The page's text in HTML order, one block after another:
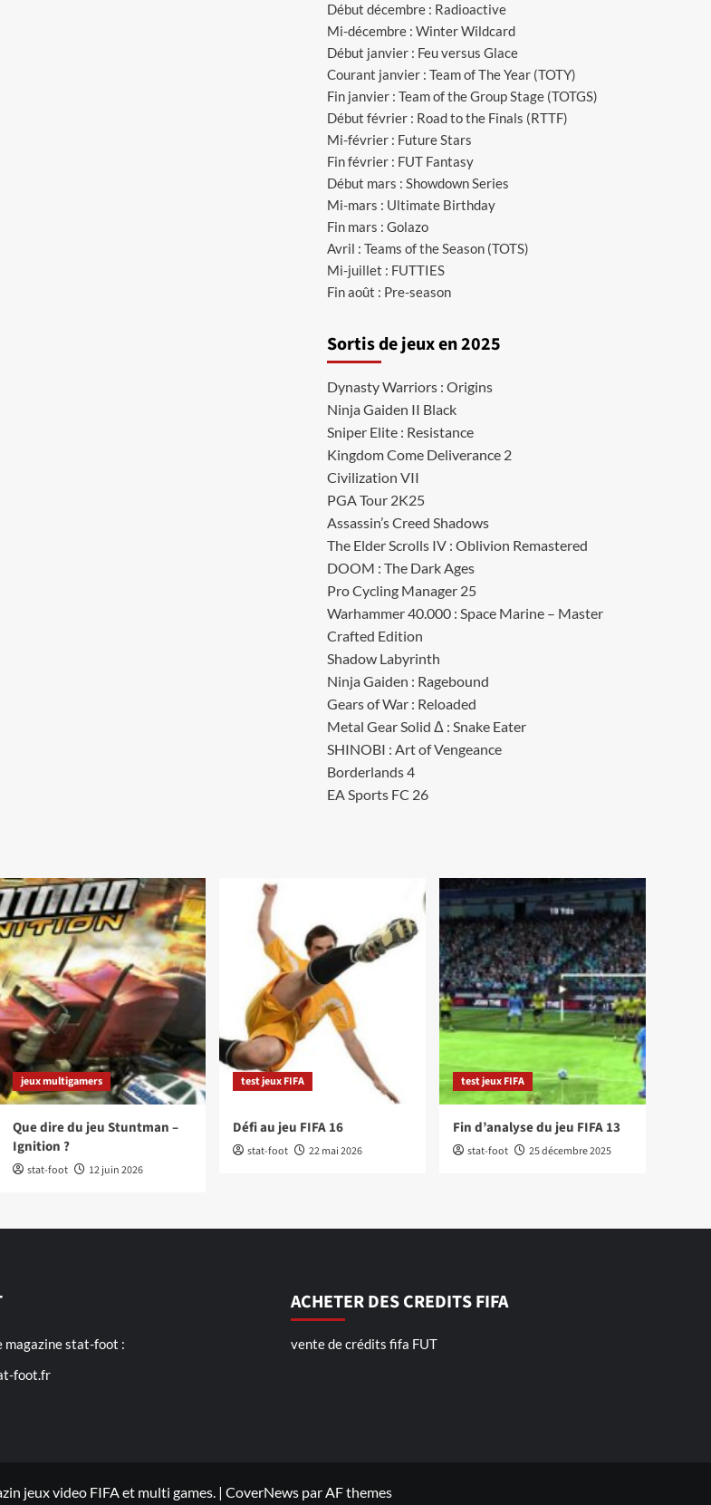
Début décembre : Radioactive
Mi-décembre : Winter Wildcard
Début janvier : Feu versus Glace
Courant janvier : Team of The Year (TOTY)
Fin janvier : Team of the Group Stage (TOTGS)
Début février : Road to the Finals (RTTF)
Mi-février : Future Stars
Fin février : FUT Fantasy
Début mars : Showdown Series
Mi-mars : Ultimate Birthday
Fin mars : Golazo
Avril : Teams of the Season (TOTS)
Mi-juillet : FUTTIES
Fin août : Pre-season
Sortis de jeux en 2025
Dynasty Warriors : Origins
Ninja Gaiden II Black
Sniper Elite : Resistance
Kingdom Come Deliverance 2
Civilization VII
PGA Tour 2K25
Assassin’s Creed Shadows
The Elder Scrolls IV : Oblivion Remastered
DOOM : The Dark Ages
Pro Cycling Manager 25
Warhammer 40.000 : Space Marine – Master
Crafted Edition
Shadow Labyrinth
Ninja Gaiden : Ragebound
Gears of War : Reloaded
Metal Gear Solid Δ : Snake Eater
SHINOBI : Art of Vengeance
Borderlands 4
EA Sports FC 26
jeux multigamers
Que dire du jeu Stuntman –
Ignition ?
stat-foot 12 juin 2026
test jeux FIFA
Défi au jeu FIFA 16
stat-foot 22 mai 2026
test jeux FIFA
Fin d’analyse du jeu FIFA 13
stat-foot 25 décembre 2025
magazine stat-foot :
foot.fr
ACHETER DES CREDITS FIFA
vente de crédits fifa FUT
jeux video FIFA et multi games. | CoverNews par AF themes